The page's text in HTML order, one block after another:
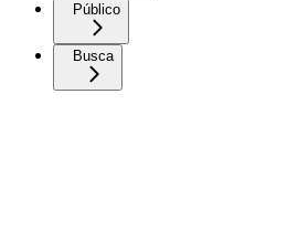
Público
Busca